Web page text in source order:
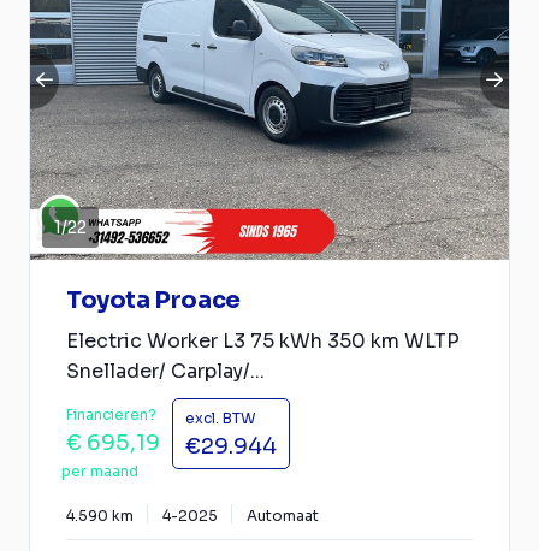
1/22
Toyota Proace
Electric Worker L3 75 kWh 350 km WLTP
Snellader/ Carplay/...
Financieren?
€ 695,19
per maand
excl. BTW
€29.944
4.590 km 4-2025 Automaat